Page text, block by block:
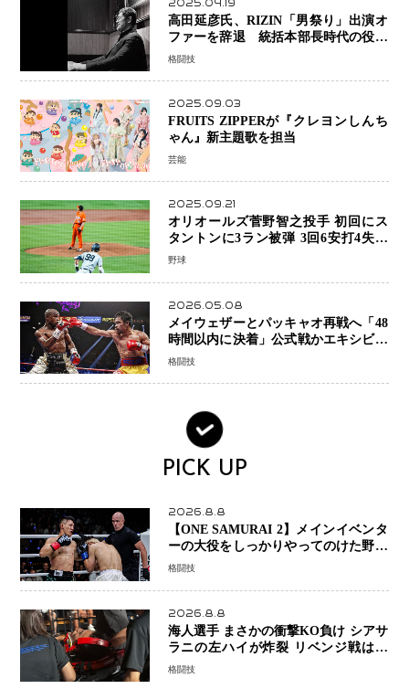
2025.04.19
高田延彦氏、RIZIN「男祭り」出演オ
ファーを辞退 統括本部長時代の役目
「すでに終えています」と明言
格闘技
2025.09.03
FRUITS ZIPPERが『クレヨンしんち
ゃん』新主題歌を担当
芸能
2025.09.21
オリオールズ菅野智之投手 初回にス
タントンに3ラン被弾 3回6安打4失点
で降板
野球
2026.05.08
メイウェザーとパッキャオ再戦へ「48
時間以内に決着」公式戦かエキシビシ
ョンか混迷続く
格闘技
PICK UP
2026.8.8
【ONE SAMURAI 2】メインイベンタ
ーの大役をしっかりやってのけた野杁
正明が衝撃のリベンジ！ リウ・メン
ーで完全決着
格闘技
2026.8.8
海人選手 まさかの衝撃KO負け シアサ
ラニの左ハイが炸裂 リベンジ戦は一
瞬で決着
格闘技